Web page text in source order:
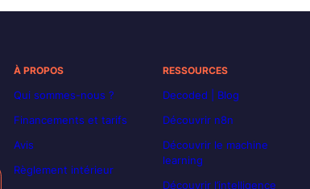
À PROPOS
Qui sommes-nous ?
Financements et tarifs
Avis
Règlement intérieur
RESSOURCES
Decoded | Blog
Découvrir n8n
Découvrir le machine
learning
Découvrir l’intelligence